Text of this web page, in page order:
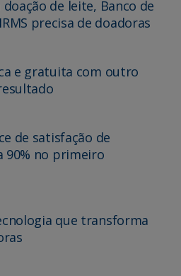
de leite, Banco de
precisa de doadoras
e gratuita com outro
de satisfação de
90% no primeiro
que transforma